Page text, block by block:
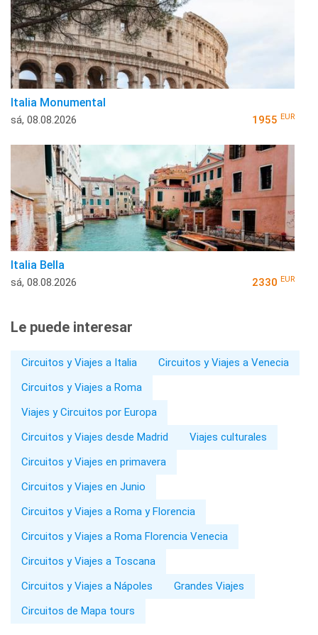
Italia Monumental
sá, 08.08.2026 1955 EUR
Italia Bella
sá, 08.08.2026 2330 EUR
Le puede interesar
Circuitos y Viajes a Italia
Circuitos y Viajes a Venecia
Circuitos y Viajes a Roma
Viajes y Circuitos por Europa
Circuitos y Viajes desde Madrid
Viajes culturales
Circuitos y Viajes en primavera
Circuitos y Viajes en Junio
Circuitos y Viajes a Roma y Florencia
Circuitos y Viajes a Roma Florencia Venecia
Circuitos y Viajes a Toscana
Circuitos y Viajes a Nápoles
Grandes Viajes
Circuitos de Mapa tours